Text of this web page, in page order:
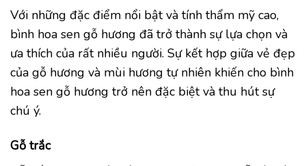
Với những đặc điểm nổi bật và tính thẩm mỹ cao,
bình hoa sen gỗ hương đã trở thành sự lựa chọn và
ưa thích của rất nhiều người. Sự kết hợp giữa vẻ đẹp
của gỗ hương và mùi hương tự nhiên khiến cho bình
hoa sen gỗ hương trở nên đặc biệt và thu hút sự
chú ý.
Gỗ trắc